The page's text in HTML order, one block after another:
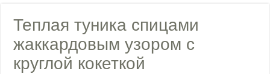
Теплая туника спицами
жаккардовым узором с
круглой кокеткой